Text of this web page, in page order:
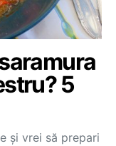
5
și vrei să prepari